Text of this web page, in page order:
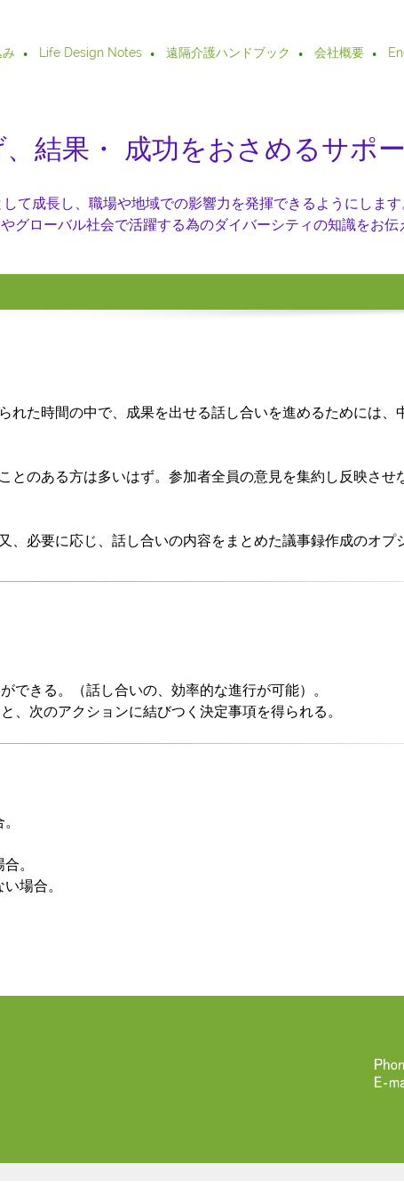
Life Design Notes 遠隔介護ハンドブック 会社概要
結果・ 成功をおさめるサポー
て成長し、職場や地域での影響力を発揮できるようにします
ローバル社会で活躍する為のダイバーシティの知識をお伝
た時間の中で、成果を出せる話し合いを進めるためには、
のある方は多いはず。参加者全員の意見を集約し反映させ
必要に応じ、話し合いの内容をまとめた議事録作成のオプ
できる。（話し合いの、効率的な進行が可能）。
次のアクションに結びつく決定事項を得られる。
。
場合。